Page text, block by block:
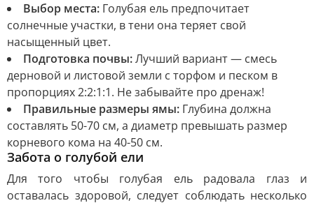
Выбор места: Голубая ель предпочитает
солнечные участки, в тени она теряет свой
насыщенный цвет.
Подготовка почвы:Лучший вариант — смесь
дерновой и листовой земли с торфом и песком в
пропорциях 2:2:1:1. Не забывайте про дренаж!
Правильные размеры ямы: Глубина должна
составлять 50-70 см, а диаметр превышать размер
корневого кома на 40-50 см.
Забота о голубой ели
Для того чтобы голубая ель радовала глаз и
оставалась здоровой, следует соблюдать несколько